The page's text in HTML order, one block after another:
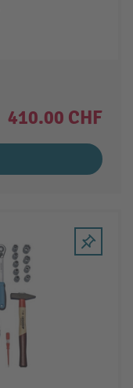
410.00 CHF